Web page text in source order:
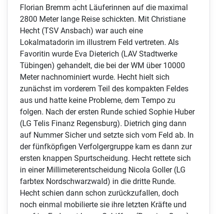
Florian Bremm acht Läuferinnen auf die maximal
2800 Meter lange Reise schickten. Mit Christiane
Hecht (TSV Ansbach) war auch eine
Lokalmatadorin im illustrem Feld vertreten. Als
Favoritin wurde Eva Dieterich (LAV Stadtwerke
Tübingen) gehandelt, die bei der WM über 10000
Meter nachnominiert wurde. Hecht hielt sich
zunächst im vorderem Teil des kompakten Feldes
aus und hatte keine Probleme, dem Tempo zu
folgen. Nach der ersten Runde schied Sophie Huber
(LG Telis Finanz Regensburg). Dietrich ging dann
auf Nummer Sicher und setzte sich vom Feld ab. In
der fünfköpfigen Verfolgergruppe kam es dann zur
ersten knappen Spurtscheidung. Hecht rettete sich
in einer Millimeterentscheidung Nicola Goller (LG
farbtex Nordschwarzwald) in die dritte Runde.
Hecht schien dann schon zurückzufallen, doch
noch einmal mobilierte sie ihre letzten Kräfte und